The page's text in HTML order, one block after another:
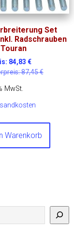
Set
Radschrauben
84,83 €
87,45€
MwSt.
Warenkorb